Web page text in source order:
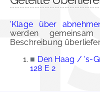
'Klage über
werden
Beschreibung
■ Den Haag / 's-
128 E 2